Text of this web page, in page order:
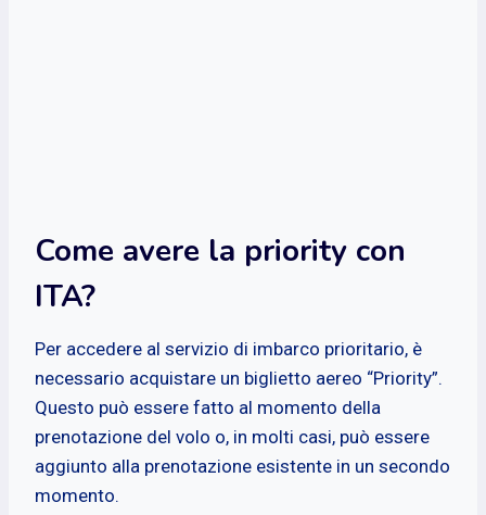
Come avere la priority con
ITA?
Per accedere al servizio di imbarco prioritario, è
necessario acquistare un biglietto aereo “Priority”.
Questo può essere fatto al momento della
prenotazione del volo o, in molti casi, può essere
aggiunto alla prenotazione esistente in un secondo
momento.